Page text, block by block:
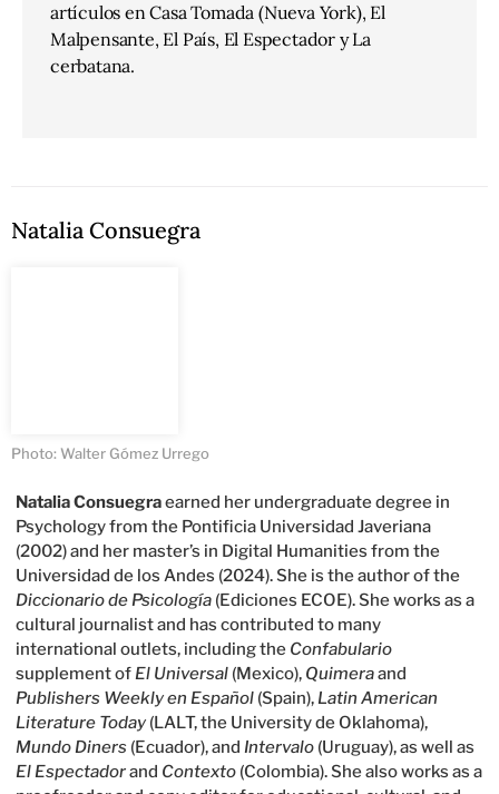
artículos en Casa Tomada (Nueva York), El
Malpensante, El País, El Espectador y La
cerbatana.
Natalia Consuegra
Photo: Walter Gómez Urrego
Natalia Consuegraearned her undergraduate degree in
Psychology from the Pontificia Universidad Javeriana
(2002) and her master’s in Digital Humanities from the
Universidad de los Andes (2024). She is the author of the
Diccionario de Psicología (Ediciones ECOE). She works as a
cultural journalist and has contributed to many
international outlets, including the Confabulario
supplement ofEl Universal (Mexico), Quimeraand
Publishers Weekly en Español (Spain),Latin American
Literature Today(LALT, the University de Oklahoma),
Mundo Diners (Ecuador), andIntervalo (Uruguay), as well as
El Espectadorand Contexto (Colombia). She also works as a